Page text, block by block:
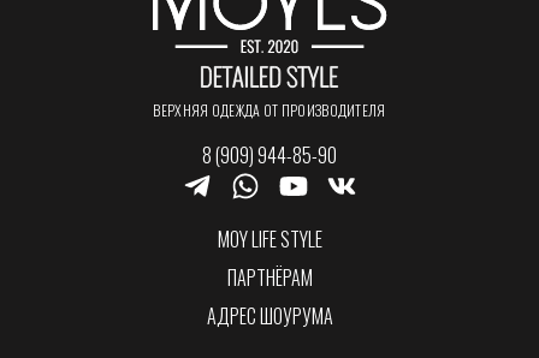
ВЕРХНЯЯ ОДЕЖДА ОТ ПРОИЗВОДИТЕЛЯ
8 (909) 944-85-90
MOY LIFE STYLE
ПАРТНЁРАМ
АДРЕС ШОУРУМА